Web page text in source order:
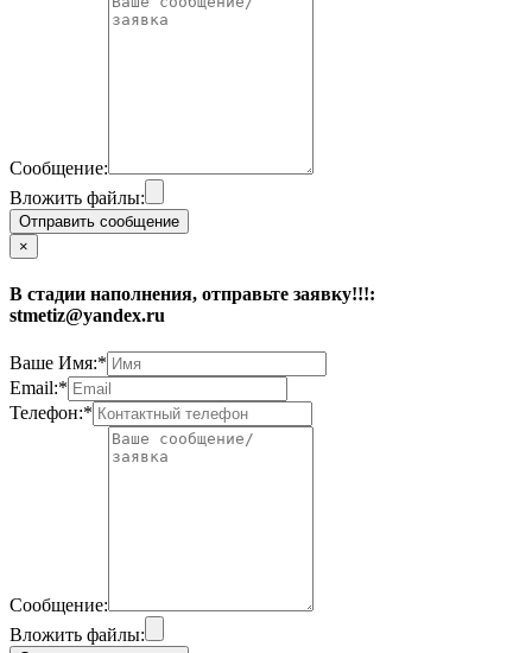
Сообщение:
Вложить файлы:
Отправить сообщение
×
В стадии наполнения, отправьте заявку!!!:
stmetiz@yandex.ru
Ваше Имя:*
Email:*
Телефон:*
Сообщение:
Вложить файлы: